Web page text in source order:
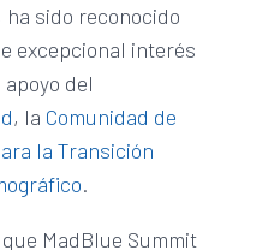
ha sido reconocido
excepcional interés
del
, la Comunidad de
la Transición
.
MadBlue Summit